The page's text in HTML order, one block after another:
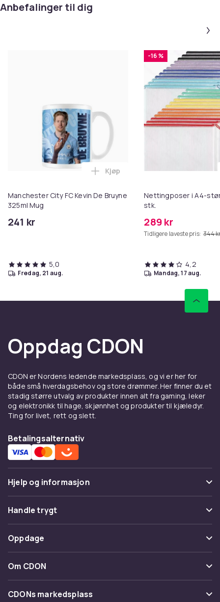
Anbefalinger til dig
Manchester City FC Kevin De Bruyne
325ml Mug
241 kr
Legg Manchester City FC Kevin
Kjøp
5,0
fredag, 21 aug.
-16 %
Nettingposer i A4-
stk.
289 kr
Tidligere laveste pris: 344
4,2
mandag, 17 aug.
Oppdag CDON
CDON er Nordens ledende markedsplass, og vi er her for
både små hverdagsbehov og store drømmer. Her finner du et
stadig større utvalg av produkter innen alt fra gaming, leker
og elektronikk til hage, skjønnhet og produkter til kjæledyr.
Ting for livet, rett og slett.
Betalingsalternativ
Hjelp og informasjon
Vanlige spørsmål
Spor pakke
Angre & returner her
Kontakt oss
Handle trygt
Betaling
Levering
Tilbakekallinger
Oppdage
Kategorier
Varemerker
Om CDON
Om oss
CDONs markedsplass